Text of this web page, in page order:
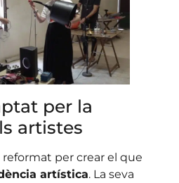
per la
artistes
reformat per crear el que
artística. La seva